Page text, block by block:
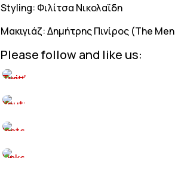
Styling: Φιλίτσα Νικολαϊδη
Μακιγιάζ: Δημήτρης Πινίρος (The
Please follow and like us: